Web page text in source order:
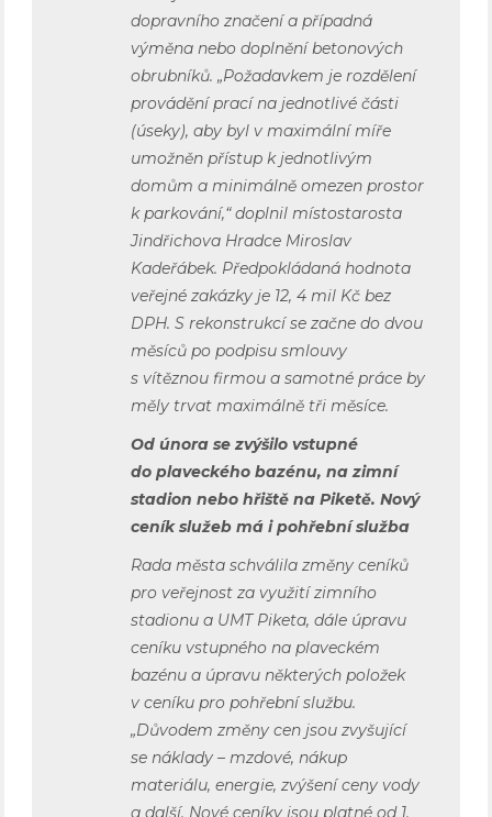
dopravního značení a případná
výměna nebo doplnění betonových
obrubníků. „Požadavkem je rozdělení
provádění prací na jednotlivé části
(úseky), aby byl v maximální míře
umožněn přístup k jednotlivým
domům a minimálně omezen prostor
k parkování,“ doplnil místostarosta
Jindřichova Hradce Miroslav
Kadeřábek. Předpokládaná hodnota
veřejné zakázky je 12, 4 mil Kč bez
DPH. S rekonstrukcí se začne do dvou
měsíců po podpisu smlouvy
s vítěznou firmou a samotné práce by
měly trvat maximálně tři měsíce.
Od února se zvýšilo vstupné
do plaveckého bazénu, na zimní
stadion nebo hřiště na Piketě. Nový
ceník služeb má i pohřební služba
Rada města schválila změny ceníků
pro veřejnost za využití zimního
stadionu a UMT Piketa, dále úpravu
ceníku vstupného na plaveckém
bazénu a úpravu některých položek
v ceníku pro pohřební službu.
„Důvodem změny cen jsou zvyšující
se náklady – mzdové, nákup
materiálu, energie, zvýšení ceny vody
a další. Nové ceníky jsou platné od 1.